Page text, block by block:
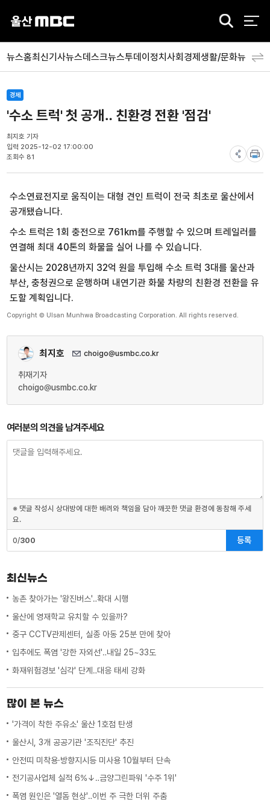
검
뉴스홈최신기사뉴스데스크뉴스투데이정치사회경제생활/문화뉴스특
경제
'수소 트럭' 첫 공개‥ 친환경 전환 '점검'
최지호 기자
입력 2025-12-02 17:00:00
조회수 81
수소연료전지로 움직이는 대형 견인 트럭이 전국 최초로 울산에서
공개됐습니다.
수소 트럭은 1회 충전으로 761km를 주행할 수 있으며 트레일러를
연결해 최대 40톤의 화물을 실어 나를 수 있습니다.
울산시는 2028년까지 32억 원을 투입해 수소 트럭 3대를 울산과
부산, 충청권으로 운행하며 내연기관 화물 차량의 친환경 전환을 유
도할 계획입니다.
Copyright © Ulsan Munhwa Broadcasting Corporation. All rights reserved.
최지호 choigo@usmbc.co.kr
취재기자
choigo@usmbc.co.kr
여러분의 의견을 남겨주세요
※ 댓글 작성시 상대방에 대한 배려와 책임을 담아 깨끗한 댓글 환경에 동참해 주세
요.
0/300 등록
최신뉴스
농촌 찾아가는 '왕진버스'‥확대 시행
울산에 영재학교 유치할 수 있을까?
중구 CCTV관제센터, 실종 아동 25분 만에 찾아
입추에도 폭염 '강한 자외선'‥내일 25~33도
화재위험경보 '심각' 단계‥대응 태세 강화
많이 본 뉴스
'가격이 착한 주유소' 울산 1호점 탄생
울산시, 3개 공공기관 '조직진단' 추진
안전띠 미착용·방향지시등 미사용 10월부터 단속
전기공사업체 실적 6%↓‥금양그린파워 '수주 1위'
폭염 원인은 '열돔 현상'‥이번 주 극한 더위 주춤